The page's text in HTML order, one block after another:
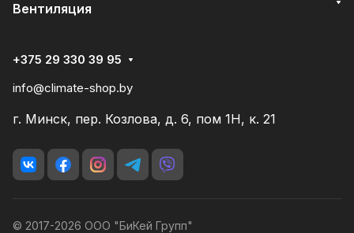
Вентиляция
+375 29 330 39 95
info@climate-shop.by
г. Минск, пер. Козлова, д. 6, пом 1Н, к. 21
© 2017-2026 ООО "БиКей Групп"